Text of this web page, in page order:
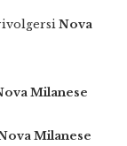
Nova
Milanese
Milanese